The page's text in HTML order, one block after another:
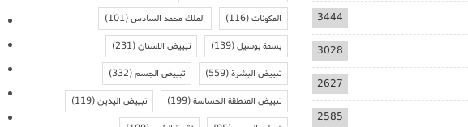
3444
3028
2627
2585
المكونات(116) الملك محمد السادس(101)
بسمة بوسيل(139) تبييض الاسنان(231)
تبييض البشرة(559) تبييض الجسم(332)
تبييض المنطقة الحساسة(199) تبييض اليدين(119)